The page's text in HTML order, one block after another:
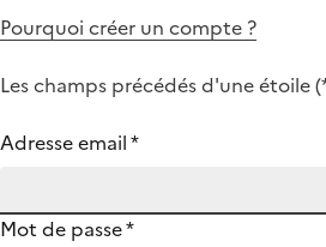
Pourquoi créer un compte ?
Les champs précédés d'une étoile (
Adresse email*
Mot de passe*